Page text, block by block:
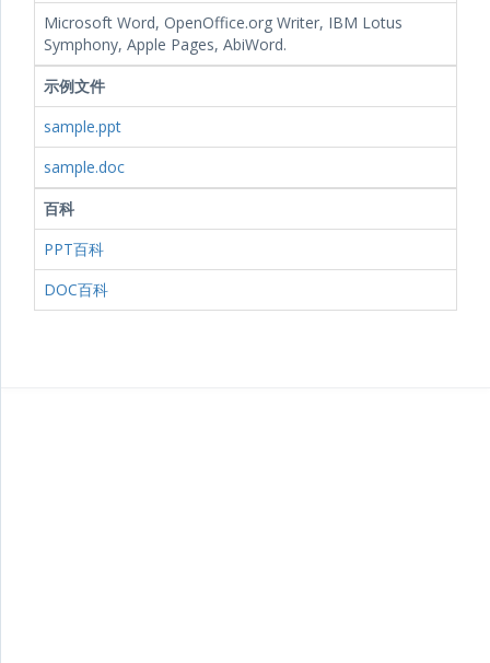
Microsoft Word, OpenOffice.org Writer, IBM Lotus
Symphony, Apple Pages, AbiWord.
示例文件
sample.ppt
sample.doc
百科
PPT百科
DOC百科